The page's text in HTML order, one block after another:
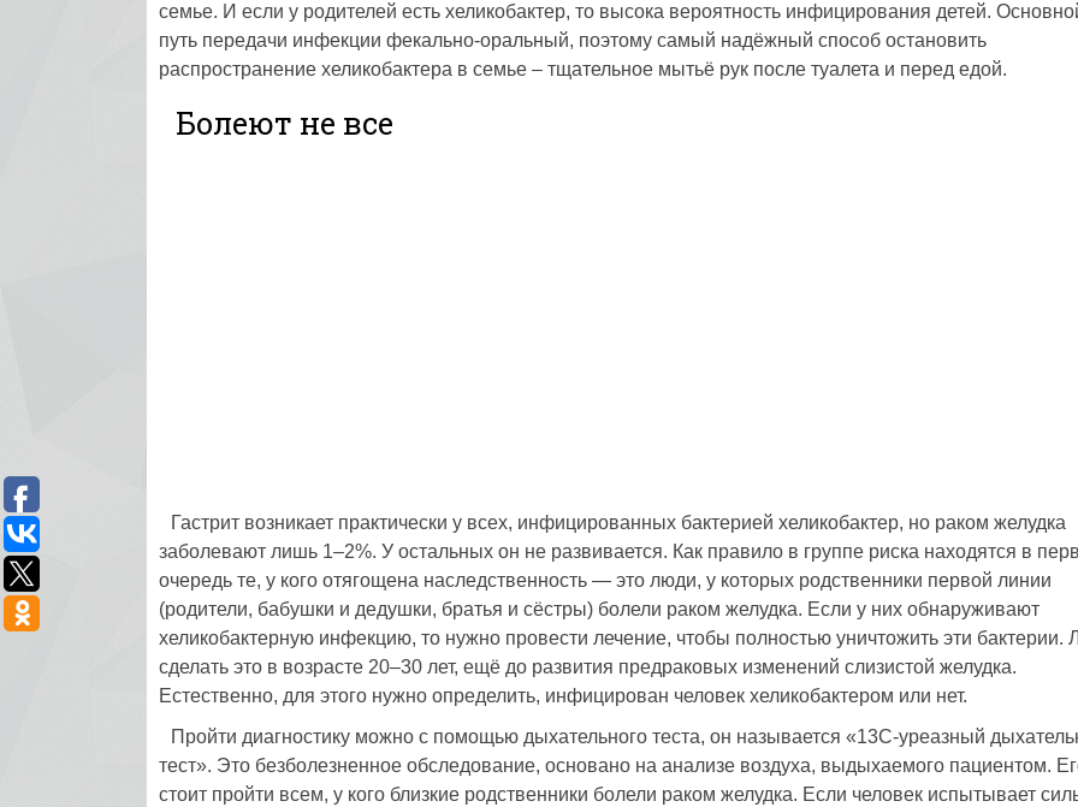
семье. И если у родителей есть хеликобактер, то высока вероятность инфицирования детей.
путь передачи инфекции фекально-оральный, поэтому самый надёжный способ остановить
распространение хеликобактера в семье – тщательное мытьё рук после туалета и перед едой.
Болеют не все
Гастрит возникает практически у всех, инфицированных бактерией хеликобактер, но раком желудка
заболевают лишь 1–2%. У остальных он не развивается. Как правило в группе риска находятся в
очередь те, у кого отягощена наследственность — это люди, у которых родственники первой линии
(родители, бабушки и дедушки, братья и сёстры) болели раком желудка. Если у них обнаруживают
хеликобактерную инфекцию, то нужно провести лечение, чтобы полностью уничтожить эти бактерии.
сделать это в возрасте 20–30 лет, ещё до развития предраковых изменений слизистой желудка.
Естественно, для этого нужно определить, инфицирован человек хеликобактером или нет.
Пройти диагностику можно с помощью дыхательного теста, он называется «­13С-уреазный
тест». Это безболезненное обследование, основано на анализе воздуха, выдыхаемого пациентом.
стоит пройти всем, у кого близкие родственники болели раком желудка. Если человек испытывает